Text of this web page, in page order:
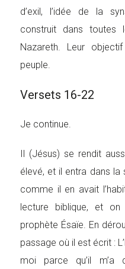
d’exil, l’idée de la
construit dans
Nazareth. Leur
peuple.
Versets 16-22
Je continue.
Il (Jésus) se rendit
élevé, et il entra dans la
comme il en avait
lecture biblique, et
prophète Ésaïe. En
passage où il est écrit :
moi parce qu’il m’a